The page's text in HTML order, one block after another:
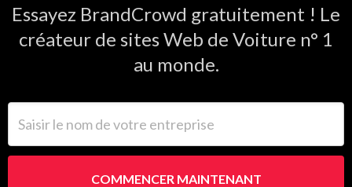
Essayez BrandCrowd gratuitement ! Le
créateur de sites Web de Voiture n° 1
au monde.
COMMENCER MAINTENANT